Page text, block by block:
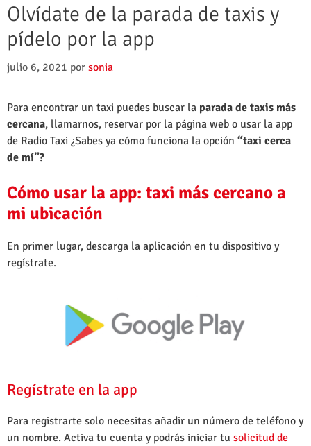
Olvídate de la parada de taxis y
pídelo por la app
julio 6, 2021 por sonia
Para encontrar un taxi puedes buscar la parada de taxis más
cercana, llamarnos, reservar por la página web o usar la app
de Radio Taxi ¿Sabes ya cómo funciona la opción “taxi cerca
de mí”?
Cómo usar la app: taxi más cercano a
mi ubicación
En primer lugar, descarga la aplicación en tu dispositivo y
regístrate.
Regístrate en la app
Para registrarte solo necesitas añadir un número de teléfono y
un nombre. Activa tu cuenta y podrás iniciar tu solicitud de